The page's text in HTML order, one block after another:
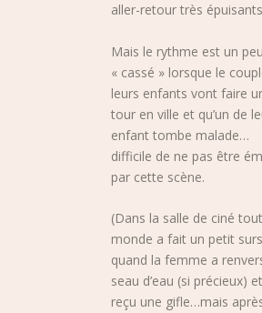
aller-retour très
Mais le rythme est un peu
« cassé » lorsque le
leurs enfants vont faire
tour en ville et qu’un de
enfant tombe malade…
difficile de ne pas être
par cette scène.
(Dans la salle de ciné
monde a fait un petit
quand la femme a
seau d’eau (si précieux)
reçu une gifle…mais